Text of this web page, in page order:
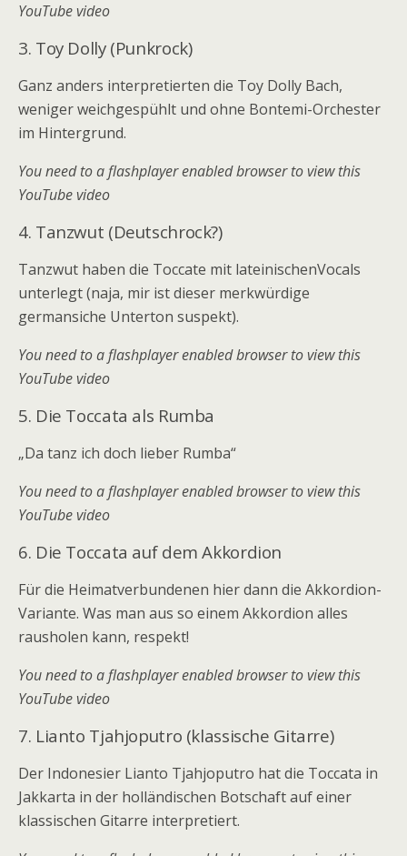
YouTube video
3. Toy Dolly (Punkrock)
Ganz anders interpretierten die Toy Dolly Bach,
weniger weichgespühlt und ohne Bontemi-Orchester
im Hintergrund.
You need to a flashplayer enabled browser to view this
YouTube video
4. Tanzwut (Deutschrock?)
Tanzwut haben die Toccate mit lateinischenVocals
unterlegt (naja, mir ist dieser merkwürdige
germansiche Unterton suspekt).
You need to a flashplayer enabled browser to view this
YouTube video
5. Die Toccata als Rumba
„Da tanz ich doch lieber Rumba“
You need to a flashplayer enabled browser to view this
YouTube video
6. Die Toccata auf dem Akkordion
Für die Heimatverbundenen hier dann die Akkordion-
Variante. Was man aus so einem Akkordion alles
rausholen kann, respekt!
You need to a flashplayer enabled browser to view this
YouTube video
7. Lianto Tjahjoputro (klassische Gitarre)
Der Indonesier Lianto Tjahjoputro hat die Toccata in
Jakkarta in der holländischen Botschaft auf einer
klassischen Gitarre interpretiert.